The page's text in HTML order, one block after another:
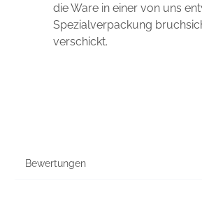
die Ware in einer von uns
Spezialverpackung
verschickt.
Bewertungen